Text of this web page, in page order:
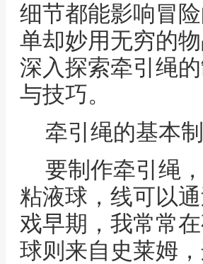
细节都能影响冒
单却妙用无穷的
深入探索牵引绳
与技巧。
牵引绳的基本
要制作牵引绳
粘液球，线可以
戏早期，我常常
球则来自史莱姆